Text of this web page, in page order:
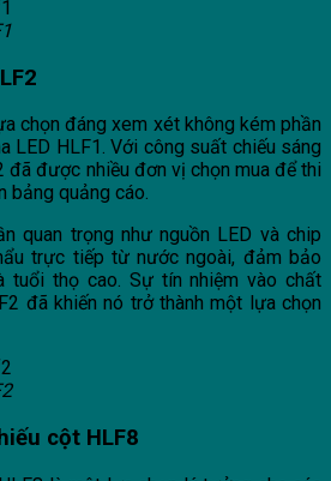
chọn đáng xem xét không kém phần
LED HLF1. Với công suất chiếu sáng
đã được nhiều đơn vị chọn mua để thi
bảng quảng cáo.
quan trọng như nguồn LED và chip
trực tiếp từ nước ngoài, đảm bảo
tuổi thọ cao. Sự tín nhiệm vào chất
đã khiến nó trở thành một lựa chọn
cột HLF8